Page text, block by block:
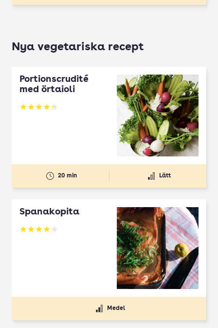
Nya vegetariska recept
Portionscrudité
med örtaioli
Betyg: 4.27 av 5
20 min Lätt
Spanakopita
Betyg: 4.1 av 5
Medel